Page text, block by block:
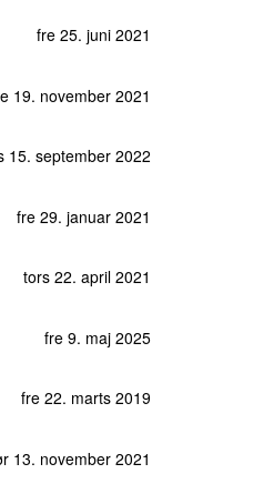
fre 25. juni 2021
19. november 2021
15. september 2022
fre 29. januar 2021
tors 22. april 2021
fre 9. maj 2025
fre 22. marts 2019
13. november 2021